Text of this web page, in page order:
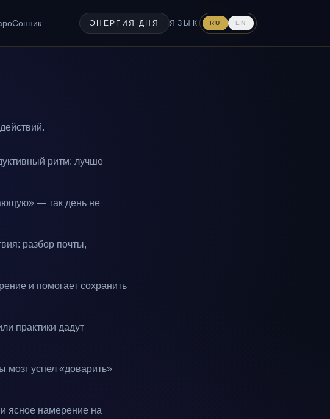
Сонник ЭНЕРГИЯ ДНЯ ЯЗЫК RU EN
ритм: лучше
— так день не
разбор почты,
и помогает сохранить
практики дадут
мозг успел «доварить»
ясное намерение на